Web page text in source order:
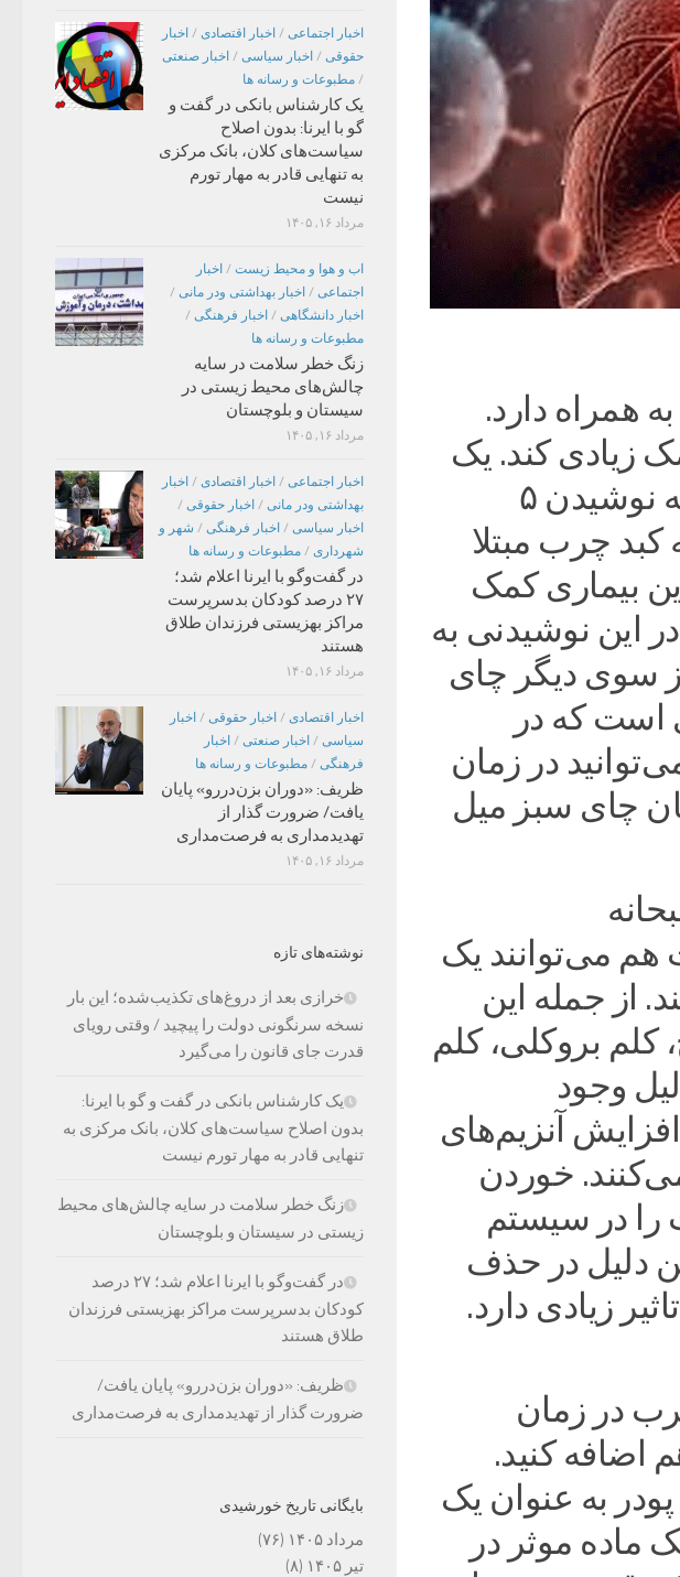
همراه دارد.
زیادی کند. یک
مطالعه در ژاپن نشان داده است که نوشیدن ۵
چرب مبتلا
بیماری کمک
این نوشیدنی به
سوی دیگر چای
است که در
در زمان
چای سبز میل
هم می‌توانند یک
از جمله این
کلم بروکلی، کلم
وجود
آنزیم‌های
خوردن
را در سیستم
دلیل در حذف
زیادی دارد.
در زمان
اضافه کنید.
به عنوان یک
ماده موثر در
اخبار اجتماعی / اخبار اقتصادی / اخبار
حقوقی / اخبار سیاسی / اخبار صنعتی
/ مطبوعات و رسانه ها
یک کارشناس بانکی در گفت و
گو با ایرنا: بدون اصلاح
سیاست‌های کلان، بانک مرکزی
به تنهایی قادر به مهار تورم
نیست
مرداد ۱۶, ۱۴۰۵
اب و هوا و محیط زیست / اخبار
اجتماعی / اخبار بهداشتی ودر مانی /
اخبار دانشگاهی / اخبار فرهنگی /
مطبوعات و رسانه ها
زنگ خطر سلامت در سایه
چالش‌های محیط زیستی در
سیستان و بلوچستان
مرداد ۱۶, ۱۴۰۵
اخبار اجتماعی / اخبار اقتصادی / اخبار
بهداشتی ودر مانی / اخبار حقوقی /
اخبار سیاسی / اخبار فرهنگی / شهر و
شهرداری / مطبوعات و رسانه ها
در گفت‌وگو با ایرنا اعلام شد؛
۲۷ درصد کودکان بدسرپرست
مراکز بهزیستی فرزندان طلاق
هستند
مرداد ۱۶, ۱۴۰۵
اخبار اقتصادی / اخبار حقوقی / اخبار
سیاسی / اخبار صنعتی / اخبار
فرهنگی / مطبوعات و رسانه ها
ظریف: «دوران بزن‌دررو» پایان
یافت/ ضرورت گذار از
تهدیدمداری به فرصت‌مداری
مرداد ۱۶, ۱۴۰۵
نوشته‌های تازه
خرازی بعد از دروغ‌های تکذیب‌شده؛ این بار
نسخه سرنگونی دولت را پیچید / وقتی رویای
قدرت جای قانون را می‌گیرد
یک کارشناس بانکی در گفت و گو با ایرنا:
بدون اصلاح سیاست‌های کلان، بانک مرکزی به
تنهایی قادر به مهار تورم نیست
زنگ خطر سلامت در سایه چالش‌های محیط
زیستی در سیستان و بلوچستان
در گفت‌وگو با ایرنا اعلام شد؛ ۲۷ درصد
کودکان بدسرپرست مراکز بهزیستی فرزندان
طلاق هستند
ظریف: «دوران بزن‌دررو» پایان یافت/
ضرورت گذار از تهدیدمداری به فرصت‌مداری
بایگانی تاریخ خورشیدی
مرداد ۱۴۰۵
(۷۶)
تیر ۱۴۰۵
(۸)